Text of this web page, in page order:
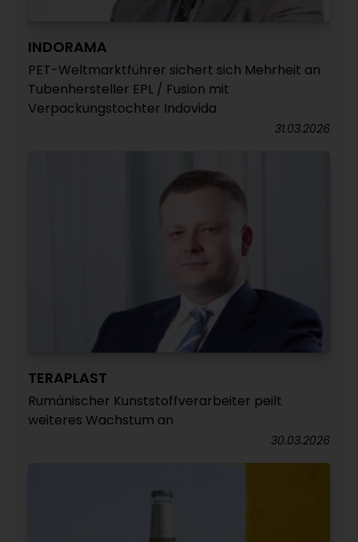
INDORAMA
PET-Weltmarktführer sichert sich Mehrheit an
Tubenhersteller EPL / Fusion mit
Verpackungstochter Indovida
31.03.2026
TERAPLAST
Rumänischer Kunststoffverarbeiter peilt
weiteres Wachstum an
30.03.2026